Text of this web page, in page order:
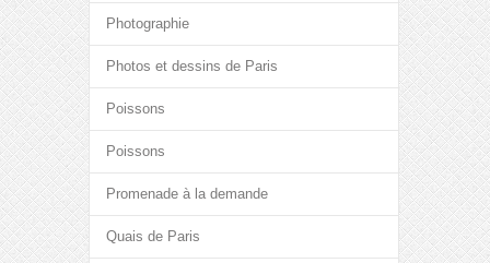
Photographie
Photos et dessins de Paris
Poissons
Poissons
Promenade à la demande
Quais de Paris